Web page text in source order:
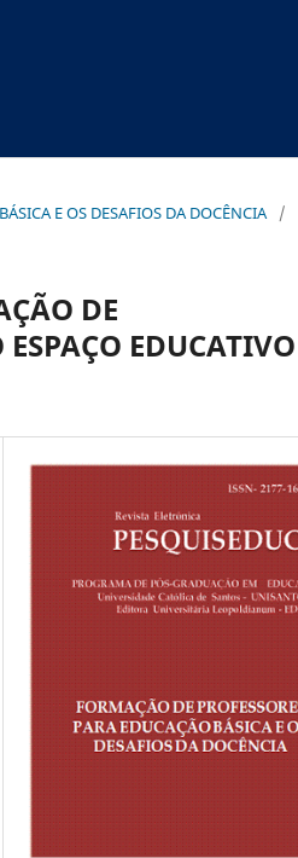
E OS DESAFIOS DA DOCÊNCIA
/
DE
EDUCATIVO